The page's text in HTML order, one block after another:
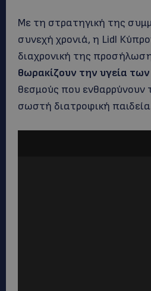
Με τη στρατηγική της
συνεχή χρονιά, η Lidl
διαχρονική της
θωρακίζουν την υγεία
θεσμούς που ενθαρρύνουν
σωστή διατροφική